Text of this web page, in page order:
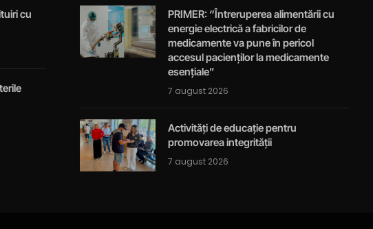
cu
PRIMER: “Întreruperea alimentării cu
energie electrică a fabricilor de
medicamente va pune în pericol
accesul pacienților la medicamente
esențiale”
7 august 2026
Activități de educație pentru
promovarea integrității
7 august 2026